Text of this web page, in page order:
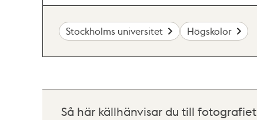
Stockholms universitet Högskolor
Så här källhänvisar du till fotografiet